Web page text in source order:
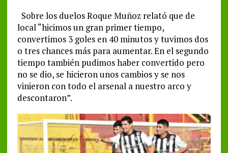
Sobre los duelos Roque Muñoz relató que de
local “hicimos un gran primer tiempo,
convertimos 3 goles en 40 minutos y tuvimos dos
o tres chances más para aumentar. En el segundo
tiempo también pudimos haber convertido pero
no se dio, se hicieron unos cambios y se nos
vinieron con todo el arsenal a nuestro arco y
descontaron”.